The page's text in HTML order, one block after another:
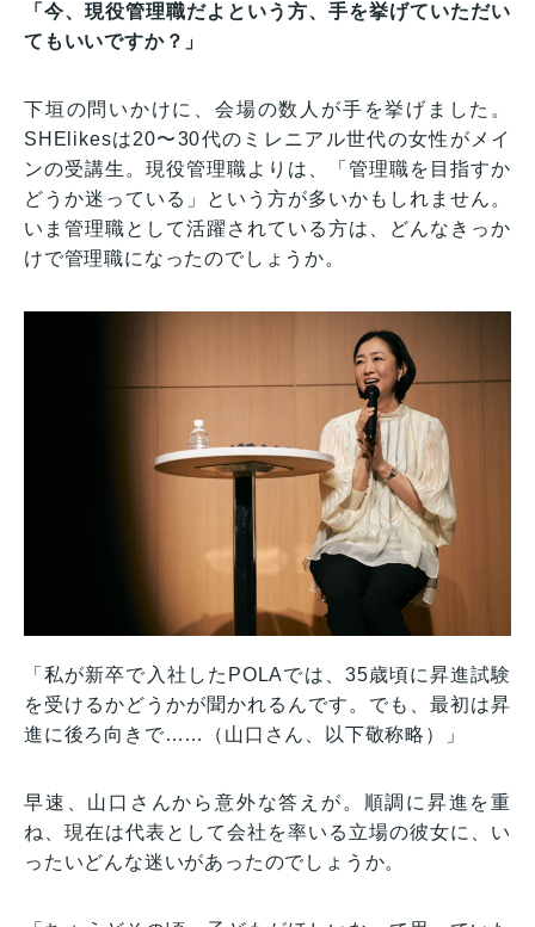
「今、現役管理職だよという方、手を挙げていただい
てもいいですか？」
下垣の問いかけに、会場の数人が手を挙げました。
SHElikesは20〜30代のミレニアル世代の女性がメイ
ンの受講生。現役管理職よりは、「管理職を目指すか
どうか迷っている」という方が多いかもしれません。
いま管理職として活躍されている方は、どんなきっか
けで管理職になったのでしょうか。
「私が新卒で入社したPOLAでは、35歳頃に昇進試験
を受けるかどうかが聞かれるんです。でも、最初は昇
進に後ろ向きで……（山口さん、以下敬称略）」
早速、山口さんから意外な答えが。順調に昇進を重
ね、現在は代表として会社を率いる立場の彼女に、い
ったいどんな迷いがあったのでしょうか。